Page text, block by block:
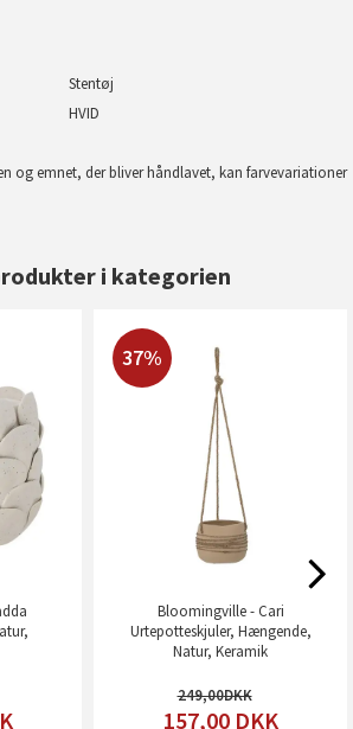
Stentøj
HVID
og emnet, der bliver håndlavet, kan farvevariationer
i kategorien
37%
Bloomingville - Cari
Urtepotteskjuler, Hængende,
Natur, Keramik
249,00
157,00 DKK